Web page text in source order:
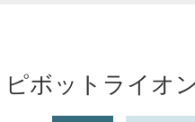
ピボットライオ